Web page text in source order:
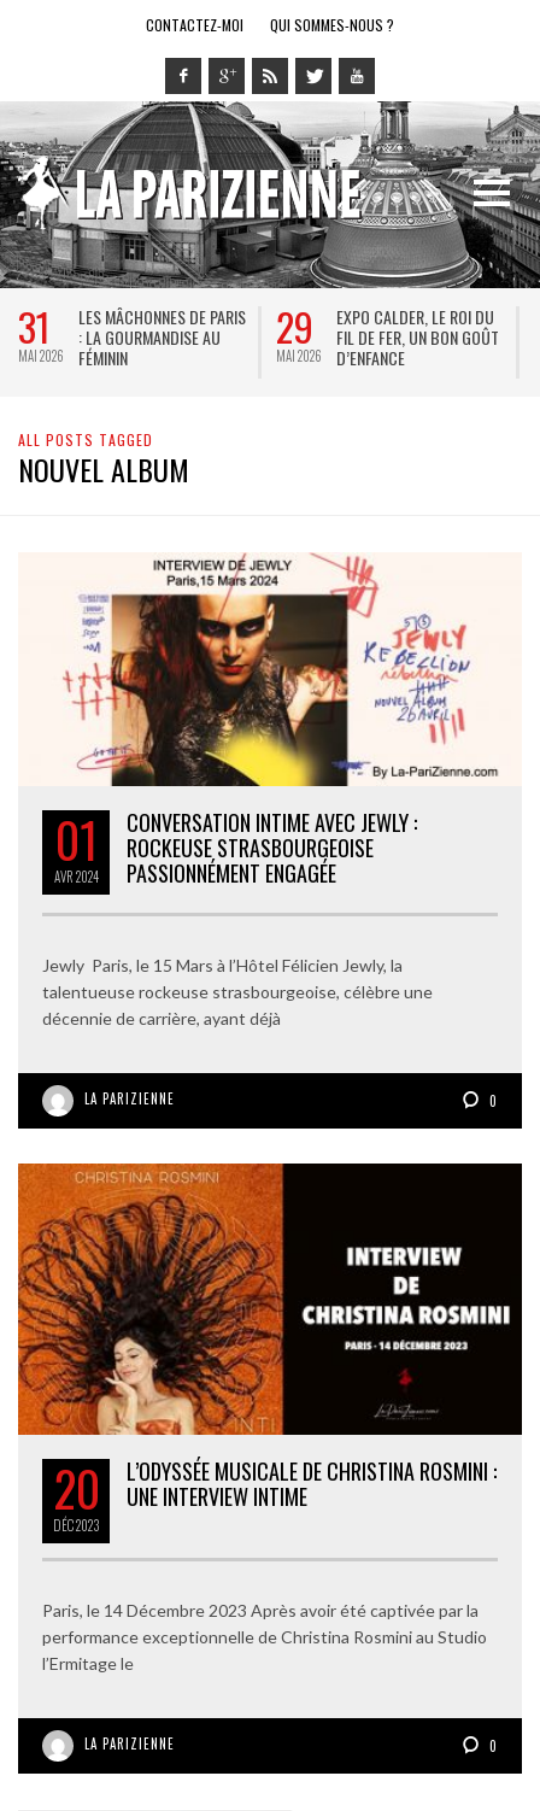
CONTACTEZ-MOI QUI SOMMES-NOUS ?
31
MAI 2026
LES MÂCHONNES DE PARIS
: LA GOURMANDISE AU
FÉMININ
29
MAI 2026
EXPO CALDER, LE ROI DU
FIL DE FER, UN BON GOÛT
D’ENFANCE
ALL POSTS TAGGED
NOUVEL ALBUM
01
AVR2024
CONVERSATION INTIME AVEC JEWLY :
ROCKEUSE STRASBOURGEOISE
PASSIONNÉMENT ENGAGÉE
Jewly Paris, le 15 Mars à l’Hôtel Félicien Jewly, la
talentueuse rockeuse strasbourgeoise, célèbre une
décennie de carrière, ayant déjà
LA PARIZIENNE 0
20
DÉC2023
L’ODYSSÉE MUSICALE DE CHRISTINA ROSMINI :
UNE INTERVIEW INTIME
Paris, le 14 Décembre 2023 Après avoir été captivée par la
performance exceptionnelle de Christina Rosmini au Studio
l’Ermitage le
LA PARIZIENNE 0